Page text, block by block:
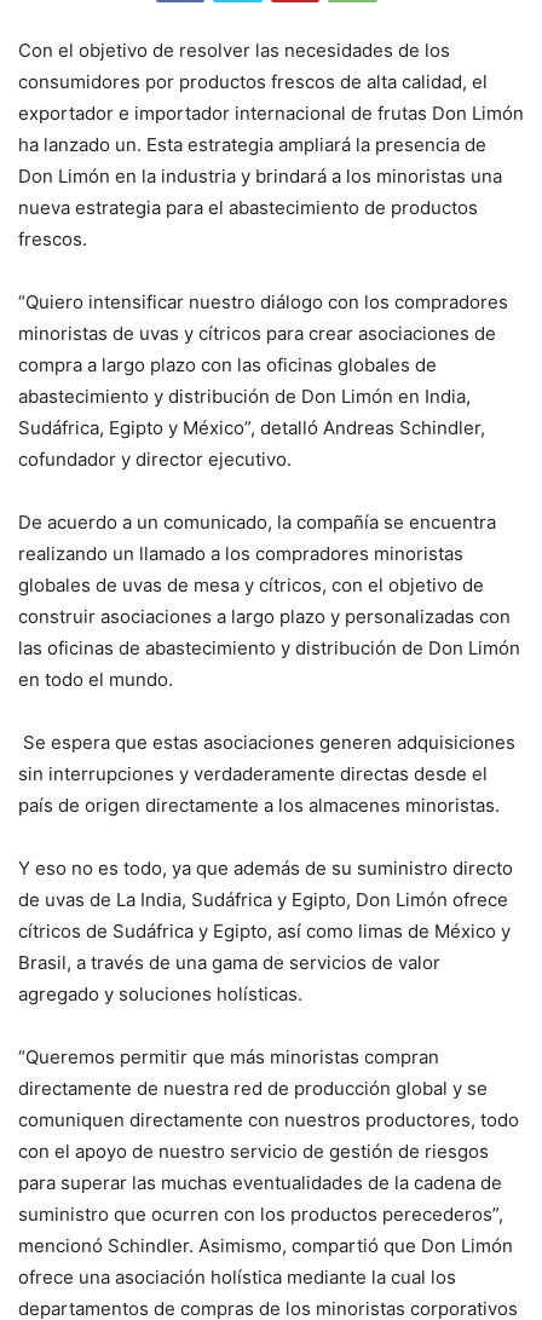
Con el objetivo de resolver las necesidades de los
consumidores por productos frescos de alta calidad, el
exportador e importador internacional de frutas Don Limón
ha lanzado un. Esta estrategia ampliará la presencia de
Don Limón en la industria y brindará a los minoristas una
nueva estrategia para el abastecimiento de productos
frescos.
“Quiero intensificar nuestro diálogo con los compradores
minoristas de uvas y cítricos para crear asociaciones de
compra a largo plazo con las oficinas globales de
abastecimiento y distribución de Don Limón en India,
Sudáfrica, Egipto y México”, detalló Andreas Schindler,
cofundador y director ejecutivo.
De acuerdo a un comunicado, la compañía se encuentra
realizando un llamado a los compradores minoristas
globales de uvas de mesa y cítricos, con el objetivo de
construir asociaciones a largo plazo y personalizadas con
las oficinas de abastecimiento y distribución de Don Limón
en todo el mundo.
Se espera que estas asociaciones generen adquisiciones
sin interrupciones y verdaderamente directas desde el
país de origen directamente a los almacenes minoristas.
Y eso no es todo, ya que además de su suministro directo
de uvas de La India, Sudáfrica y Egipto, Don Limón ofrece
cítricos de Sudáfrica y Egipto, así como limas de México y
Brasil, a través de una gama de servicios de valor
agregado y soluciones holísticas.
“Queremos permitir que más minoristas compran
directamente de nuestra red de producción global y se
comuniquen directamente con nuestros productores, todo
con el apoyo de nuestro servicio de gestión de riesgos
para superar las muchas eventualidades de la cadena de
suministro que ocurren con los productos perecederos”,
mencionó Schindler. Asimismo, compartió que Don Limón
ofrece una asociación holística mediante la cual los
departamentos de compras de los minoristas corporativos